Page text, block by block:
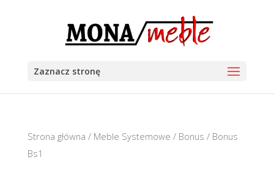
Zaznacz stronę
Strona główna / Meble Systemowe / Bonus / Bonus
Bs1